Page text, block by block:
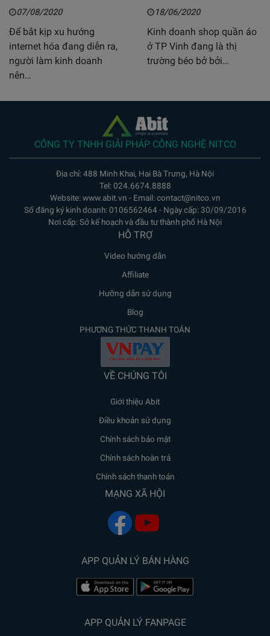
07/08/2020
Để bắt kịp xu hướng
internet hóa đang diễn ra,
người làm kinh doanh
nên…
18/06/2020
Kinh doanh shop quần áo
ở TP Vinh đang là thị
trường béo bở bởi…
CÔNG TY TNHH GIẢI PHÁP CÔNG NGHỆ NITCO
Địa chỉ: 488 Minh Khai, Hai Bà Trưng, Hà Nội
Tel: 024.6674.8888
Website: www.abit.vn - Email: contact@nitco.vn
Số đăng ký kinh doanh: 0106562464 - Ngày cấp: 30/09/2016
Nơi cấp: Sở kế hoạch và đầu tư thành phố Hà Nội
HỖ TRỢ
Video hướng dẫn
Affiliate
Hưỡng dẫn sử dụng
Blog
PHƯƠNG THỨC THANH TOÁN
VỀ CHÚNG TÔI
Giới thiệu Abit
Điều khoản sử dụng
Chính sách bảo mật
Chính sách hoàn trả
Chính sách thanh toán
MẠNG XÃ HỘI
APP QUẢN LÝ BÁN HÀNG
APP QUẢN LÝ FANPAGE